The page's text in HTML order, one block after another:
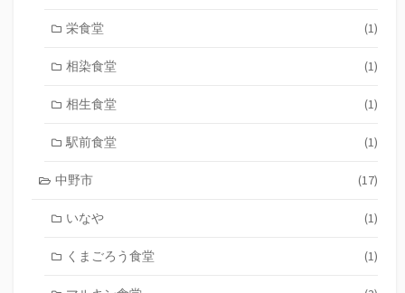
栄食堂 (1)
相染食堂 (1)
相生食堂 (1)
駅前食堂 (1)
中野市 (17)
いなや (1)
くまごろう食堂 (1)